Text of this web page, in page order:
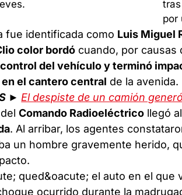
fue identificada como Luis Miguel
color bordó cuando, por causas
del vehículo y terminó
el cantero central de la avenida.
► El despiste de un camión
delComando Radioeléctrico llegó
. Al arribar, los agentes
un hombre gravemente herido,